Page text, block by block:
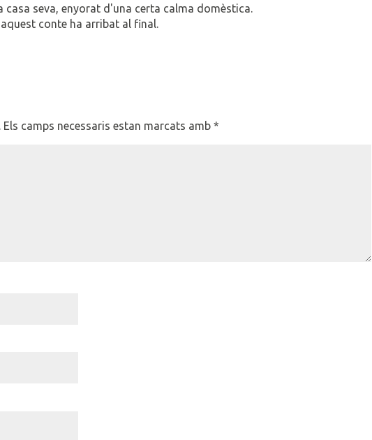
casa seva, enyorat d'una certa calma domèstica.
conte ha arribat al final.
Els camps necessaris estan marcats amb*